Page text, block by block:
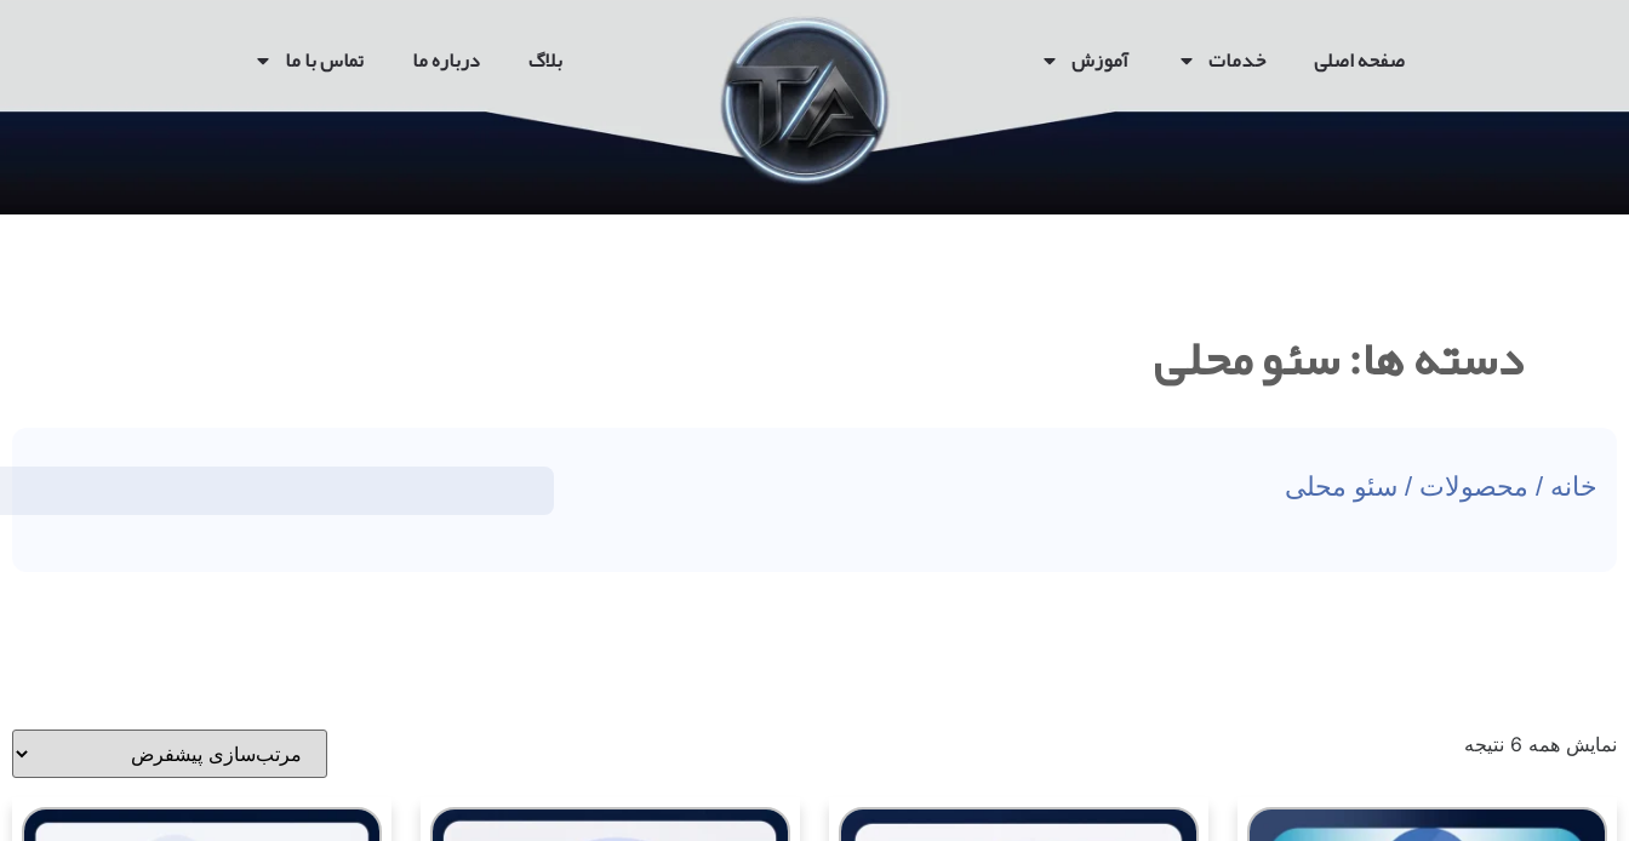
صفحه اصلی خدمات آموزش بلاگ درباره ما تماس با ما
دسته ها: سئو محلی
خانه / محصولات / سئو محلی
نمایش همه 6 نتیجه